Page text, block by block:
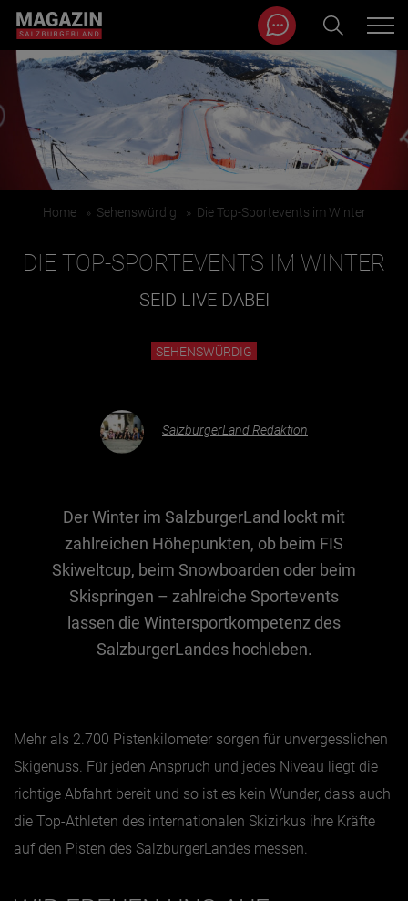
Zum Inhalt springen
BEITRÄGE IN MEINER NÄHE
BEITRÄGE IN MEINER NÄHE ANZEIGEN
Gesundheit
Nachhaltigkeit
Kunst & Kultur
Archiv
BEITRÄGE NACH MONAT
Magazin durchsuchen...
Home » Sehenswürdig » Die Top-Sportevents im Winter
DIE TOP-SPORTEVENTS IM WINTER
SEID LIVE DABEI
SEHENSWÜRDIG
SalzburgerLand Redaktion
Der Winter im SalzburgerLand lockt mit
zahlreichen Höhepunkten, ob beim FIS
Skiweltcup, beim Snowboarden oder beim
Skispringen – zahlreiche Sportevents
lassen die Wintersportkompetenz des
SalzburgerLandes hochleben.
Mehr als 2.700 Pistenkilometer sorgen für unvergesslichen
Skigenuss. Für jeden Anspruch und jedes Niveau liegt die
richtige Abfahrt bereit und so ist es kein Wunder, dass auch
die Top-Athleten des internationalen Skizirkus ihre Kräfte
auf den Pisten des SalzburgerLandes messen.